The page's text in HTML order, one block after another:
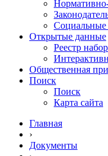
Нормативно-
Социальные
Открытые данные
Реестр
Общественная
Поиск
Поиск
Карта сайта
Главная
›
Документы